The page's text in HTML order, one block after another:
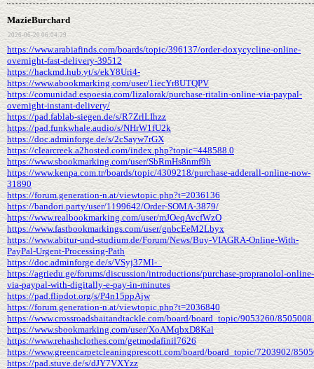
MazieBurchard
2026-06-20 06:04:29
https://www.arabiafinds.com/boards/topic/396137/order-doxycycline-online-
overnight-fast-delivery-39512
https://hackmd.hub.yt/s/ekY8Uri4-
https://www.abookmarking.com/user/1iecYr8UTQPV
https://comunidad.espoesia.com/lizalorak/purchase-ritalin-online-via-paypal-
overnight-instant-delivery/
https://pad.fablab-siegen.de/s/R7ZrlLIhzz
https://pad.funkwhale.audio/s/NHrW1fU2k
https://doc.adminforge.de/s/2cSayw7rGX
https://clearcreek.a2hosted.com/index.php?topic=448588.0
https://www.sbookmarking.com/user/SbRmHs8nmf9h
https://www.kenpa.com.tr/boards/topic/4309218/purchase-adderall-online-now-
31890
https://forum.generation-n.at/viewtopic.php?t=2036136
https://bandori.party/user/1199642/Order-SOMA-3879/
https://www.realbookmarking.com/user/mJOeqAvcfWzO
https://www.fastbookmarkings.com/user/gnbcEeM2Lbyx
https://www.abitur-und-studium.de/Forum/News/Buy-VIAGRA-Online-With-
PayPal-Urgent-Processing-Path
https://doc.adminforge.de/s/VSyj37Ml-_
https://agriedu.ge/forums/discussion/introductions/purchase-propranolol-online-
via-paypal-with-digitally-e-pay-in-minutes
https://pad.flipdot.org/s/P4n15ppAjw
https://forum.generation-n.at/viewtopic.php?t=2036840
https://www.crossroadsbaitandtackle.com/board/board_topic/9053260/
https://www.sbookmarking.com/user/XoAMqbxD8Kal
https://www.rehashclothes.com/getmodafinil7626
https://www.greencarpetcleaningprescott.com/board/board_topic/7203902/
https://pad.stuve.de/s/dJY7VXYzz